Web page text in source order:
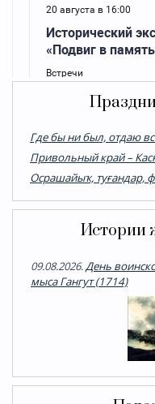
Где бы ни был, отдаю
Привольный край –
Осрашайыҡ, туғандар,
Истории
09.08.2026.День
мыса Гангут (1714)